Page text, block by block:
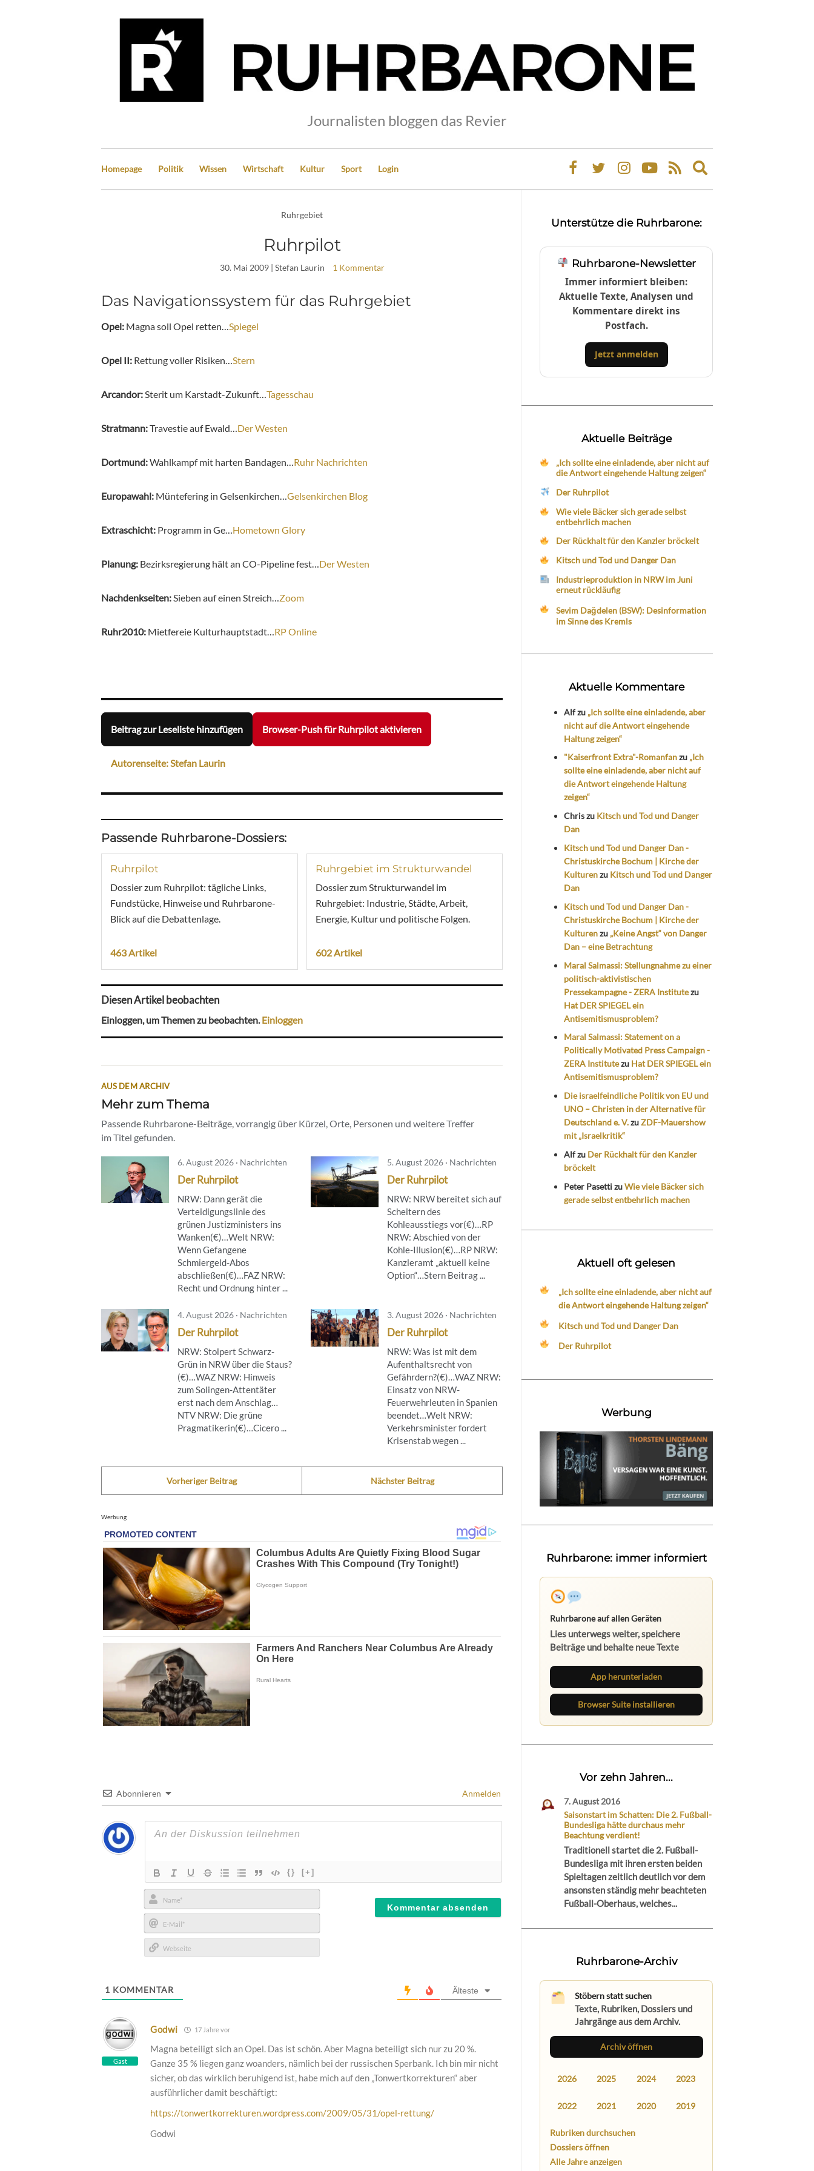
Journalisten bloggen das Revier
Homepage Politik Wissen Wirtschaft Kultur Sport Login
Expand
search
Ruhrgebiet
Ruhrpilot
30. Mai 2009| Stefan Laurin 1 Kommentar
Das Navigationssystem für das Ruhrgebiet
Opel: Magna soll Opel retten… Spiegel
Opel II: Rettung voller Risiken… Stern
Arcandor: Sterit um Karstadt-Zukunft… Tagesschau
Stratmann:Travestie auf Ewald… Der Westen
Dortmund:Wahlkampf mit harten Bandagen… Ruhr Nachrichten
Europawahl: Müntefering in Gelsenkirchen… Gelsenkirchen Blog
Extraschicht: Programm in Ge… Hometown Glory
Planung: Bezirksregierung hält an CO-Pipeline fest… Der Westen
Nachdenkseiten: Sieben auf einen Streich… Zoom
Ruhr2010: Mietfereie Kulturhauptstadt… RP Online
Beitrag zur Leseliste hinzufügen Browser-Push für Ruhrpilot aktivieren
Autorenseite: Stefan Laurin
Passende Ruhrbarone-Dossiers:
Ruhrpilot
Dossier zum Ruhrpilot: tägliche Links,
Fundstücke, Hinweise und Ruhrbarone-
Blick auf die Debattenlage.
463 Artikel
Ruhrgebiet im Strukturwandel
Dossier zum Strukturwandel im
Ruhrgebiet: Industrie, Städte, Arbeit,
Energie, Kultur und politische Folgen.
602 Artikel
Diesen Artikel beobachten
Einloggen, um Themen zu beobachten.Einloggen
AUS DEM ARCHIV
Mehr zum Thema
Passende Ruhrbarone-Beiträge, vorrangig über Kürzel, Orte, Personen und weitere Treffer
im Titel gefunden.
6. August 2026 · Nachrichten
Der Ruhrpilot
NRW: Dann gerät die
Verteidigungslinie des
grünen Justizministers ins
Wanken(€)…Welt NRW:
Wenn Gefangene
Schmiergeld-Abos
abschließen(€)…FAZ NRW:
Recht und Ordnung hinter ...
5. August 2026 · Nachrichten
Der Ruhrpilot
NRW: NRW bereitet sich auf
Scheitern des
Kohleausstiegs vor(€)…RP
NRW: Abschied von der
Kohle-Illusion(€)…RP NRW:
Kanzleramt „aktuell keine
Option“…Stern Beitrag ...
4. August 2026 · Nachrichten
Der Ruhrpilot
NRW: Stolpert Schwarz-
Grün in NRW über die Staus?
(€)…WAZ NRW: Hinweis
zum Solingen-Attentäter
erst nach dem Anschlag…
NTV NRW: Die grüne
Pragmatikerin(€)…Cicero ...
3. August 2026 · Nachrichten
Der Ruhrpilot
NRW: Was ist mit dem
Aufenthaltsrecht von
Gefährdern?(€)…WAZ NRW:
Einsatz von NRW-
Feuerwehrleuten in Spanien
beendet…Welt NRW:
Verkehrsminister fordert
Krisenstab wegen ...
Vorheriger Beitrag Nächster Beitrag
Werbung
Abonnieren Anmelden
{} [+]
Name*
E-
Mail*
1 KOMMENTAR Älteste
Gast
Godwi 17 Jahre vor
Magna beteiligt sich an Opel. Das ist schön. Aber Magna beteiligt sich nur zu 20 %.
Ganze 35 % liegen ganz woanders, nämlich bei der russischen Sperbank. Ich bin mir nicht
sicher, ob das wirklich beruhigend ist, habe mich auf den „Tonwertkorrekturen“ aber
ausführlicher damit beschäftigt:
https://tonwertkorrekturen.wordpress.com/2009/05/31/opel-rettung/
Godwi
Unterstütze die Ruhrbarone:
Ruhrbarone-Newsletter
Immer informiert bleiben:
Aktuelle Texte, Analysen und
Kommentare direkt ins
Postfach.
Jetzt anmelden
Aktuelle Beiträge
„Ich sollte eine einladende, aber nicht auf
die Antwort eingehende Haltung zeigen“
Der Ruhrpilot
Wie viele Bäcker sich gerade selbst
entbehrlich machen
Der Rückhalt für den Kanzler bröckelt
Kitsch und Tod und Danger Dan
Industrieproduktion in NRW im Juni
erneut rückläufig
Sevim Dağdelen (BSW): Desinformation
im Sinne des Kremls
Aktuelle Kommentare
Alfzu „Ich sollte eine einladende, aber
nicht auf die Antwort eingehende
Haltung zeigen“
"Kaiserfront Extra"-Romanfanzu „Ich
sollte eine einladende, aber nicht auf
die Antwort eingehende Haltung
zeigen“
Chriszu Kitsch und Tod und Danger
Dan
Kitsch und Tod und Danger Dan -
Christuskirche Bochum | Kirche der
Kulturenzu Kitsch und Tod und Danger
Dan
Kitsch und Tod und Danger Dan -
Christuskirche Bochum | Kirche der
Kulturenzu „Keine Angst“ von Danger
Dan – eine Betrachtung
Maral Salmassi: Stellungnahme zu einer
politisch-aktivistischen
Pressekampagne - ZERA Institutezu
Hat DER SPIEGEL ein
Antisemitismusproblem?
Maral Salmassi: Statement on a
Politically Motivated Press Campaign -
ZERA Institutezu Hat DER SPIEGEL ein
Antisemitismusproblem?
Die israelfeindliche Politik von EU und
UNO – Christen in der Alternative für
Deutschland e. V.zuZDF-Mauershow
mit „Israelkritik“
Alfzu Der Rückhalt für den Kanzler
bröckelt
Peter PasettizuWie viele Bäcker sich
gerade selbst entbehrlich machen
Aktuell oft gelesen
„Ich sollte eine einladende, aber nicht auf
die Antwort eingehende Haltung zeigen“
Kitsch und Tod und Danger Dan
Der Ruhrpilot
Werbung
Ruhrbarone: immer informiert
Ruhrbarone auf allen Geräten
Lies unterwegs weiter, speichere
Beiträge und behalte neue Texte
App herunterladen
Browser Suite installieren
Vor zehn Jahren...
7. August 2016
Saisonstart im Schatten: Die 2. Fußball-
Bundesliga hätte durchaus mehr
Beachtung verdient!
Traditionell startet die 2. Fußball-
Bundesliga mit ihren ersten beiden
Spieltagen zeitlich deutlich vor dem
ansonsten ständig mehr beachteten
Fußball-Oberhaus, welches...
Ruhrbarone-Archiv
Stöbern statt suchen
Texte, Rubriken, Dossiers und
Jahrgänge aus dem Archiv.
Archiv öffnen
2026 2025 2024 2023
2022 2021 2020 2019
Rubriken durchsuchen
Dossiers öffnen
Alle Jahre anzeigen